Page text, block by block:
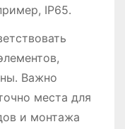
IP65․
Важно
места для
и монтажа